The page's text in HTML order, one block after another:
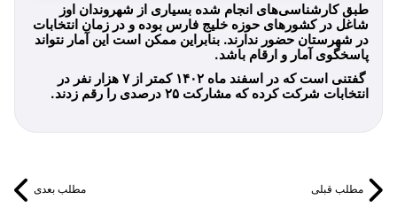
طبق کارشناسی‌های انجام شده بسیاری از شهروندان اوز
شاغل در کشورهای حوزه خلیج فارس بوده و در زمان انتخابات
در شهرستان حضور ندارند. بنابراین ممکن است این آمار نتواند
پاسخگوی آمار و ارقام باشد.
گفتنی است که در اسفند ماه ۱۴۰۲ کمتر از ۷ هزار نفر در
انتخابات شرکت کرده که مشارکت ۲۵ درصدی را رقم زدند.
مطلب قبلی مطلب بعدی